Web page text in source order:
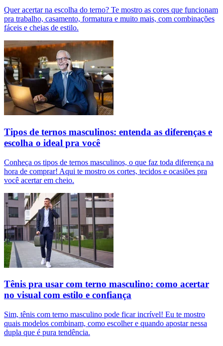
Quer acertar na escolha do terno? Te mostro as cores que funcionam
pra trabalho, casamento, formatura e muito mais, com combinações
fáceis e cheias de estilo.
Tipos de ternos masculinos: entenda as diferenças e
escolha o ideal pra você
Conheça os tipos de ternos masculinos, o que faz toda diferença na
hora de comprar! Aqui te mostro os cortes, tecidos e ocasiões pra
você acertar em cheio.
Tênis pra usar com terno masculino: como acertar
no visual com estilo e confiança
Sim, tênis com terno masculino pode ficar incrível! Eu te mostro
quais modelos combinam, como escolher e quando apostar nessa
dupla que é pura tendência.